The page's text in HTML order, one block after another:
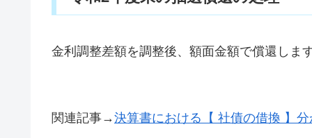
金利調整差額を調整後、額面金額で償還しま
関連記事→決算書における【 社債の借換 】